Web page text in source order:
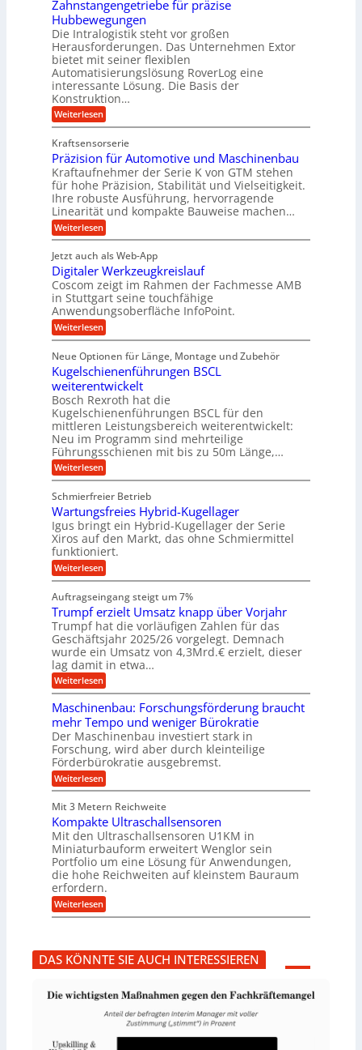
i
k
i
m
V
e
r
g
e
c
h
g
e
K
u
g
e
l
g
e
w
i
n
d
e
t
i
e
b
e
f
ü
r
r
a
u
e
U
m
g
e
b
u
n
g
e
n
e
r
t
U
m
s
a
t
u
n
d
A
u
f
t
r
a
g
s
e
i
g
a
n
g
h
r
A
r
b
e
i
t
s
l
o
s
e
,
w
e
n
i
g
e
r
S
t
e
l
l
e
n
Zahnstangengetriebe für präzise
Hubbewegungen
Die Intralogistik steht vor großen
Herausforderungen. Das Unternehmen Extor
bietet mit seiner flexiblen
Automatisierungslösung RoverLog eine
interessante Lösung. Die Basis der
Konstruktion…
Weiterlesen:
Z
h
n
s
t
a
n
g
e
n
e
t
r
i
e
b
e
f
r
p
r
ä
z
i
s
e
H
u
b
e
w
e
g
u
n
g
e
Kraftsensorserie
Präzision für Automotive und Maschinenbau
Kraftaufnehmer der Serie K von GTM stehen
für hohe Präzision, Stabilität und Vielseitigkeit.
Ihre robuste Ausführung, hervorragende
Linearität und kompakte Bauweise machen…
Weiterlesen:
P
ä
z
i
s
i
o
n
f
r
A
u
t
o
m
o
t
i
v
e
n
d
M
a
s
c
h
i
e
n
b
a
u
Jetzt auch als Web-App
Digitaler Werkzeugkreislauf
Coscom zeigt im Rahmen der Fachmesse AMB
in Stuttgart seine touchfähige
Anwendungsoberfläche InfoPoint.
Weiterlesen:
D
g
i
t
a
l
e
r
W
e
r
k
z
e
u
g
k
r
e
i
s
a
u
f
Neue Optionen für Länge, Montage und Zubehör
Kugelschienenführungen BSCL
weiterentwickelt
Bosch Rexroth hat die
Kugelschienenführungen BSCL für den
mittleren Leistungsbereich weiterentwickelt:
Neu im Programm sind mehrteilige
Führungsschienen mit bis zu 50m Länge,…
Weiterlesen:
K
g
e
l
s
c
h
i
e
e
n
f
ü
h
r
u
n
g
e
n
B
S
C
L
w
e
i
t
e
r
e
n
t
w
i
c
k
e
Schmierfreier Betrieb
Wartungsfreies Hybrid-Kugellager
Igus bringt ein Hybrid-Kugellager der Serie
Xiros auf den Markt, das ohne Schmiermittel
funktioniert.
Weiterlesen:
W
r
t
u
n
g
s
r
e
e
s
H
y
b
r
i
d
-
u
g
e
l
a
g
e
r
Auftragseingang steigt um 7%
Trumpf erzielt Umsatz knapp über Vorjahr
Trumpf hat die vorläufigen Zahlen für das
Geschäftsjahr 2025/26 vorgelegt. Demnach
wurde ein Umsatz von 4,3Mrd.€ erzielt, dieser
lag damit in etwa…
Weiterlesen:
T
u
m
p
f
e
r
z
i
e
t
U
m
s
a
t
z
k
n
p
ü
r
V
o
Maschinenbau: Forschungsförderung braucht
mehr Tempo und weniger Bürokratie
Der Maschinenbau investiert stark in
Forschung, wird aber durch kleinteilige
Förderbürokratie ausgebremst.
Weiterlesen:
M
s
c
h
i
n
e
n
b
a
u
r
s
h
n
Mit 3 Metern Reichweite
Kompakte Ultraschallsensoren
Mit den Ultraschallsensoren U1KM in
Miniaturbauform erweitert Wenglor sein
Portfolio um eine Lösung für Anwendungen,
die hohe Reichweiten auf kleinstem Bauraum
erfordern.
Weiterlesen:
K
p
a
k
e
l
DAS KÖNNTE SIE AUCH INTERESSIEREN